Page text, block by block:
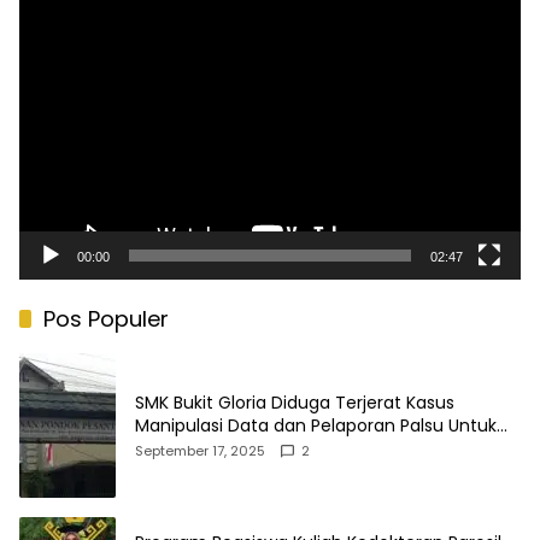
00:00 02:47
Pos Populer
SMK Bukit Gloria Diduga Terjerat Kasus
Manipulasi Data dan Pelaporan Palsu Untuk
Mendapatkan Dana Bos
September 17, 2025 2